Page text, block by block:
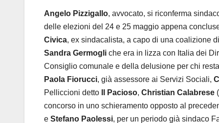
Angelo Pizzigallo, avvocato, si riconferma
delle elezioni del 24 e 25 maggio appena
Civica, ex sindacalista, a capo di una coalizione
Sandra Germogli che era in lizza con Italia dei
Consiglio comunale e della delusione per chi
Paola Fiorucci, già assessore ai Servizi Sociali,
Pelliccioni detto
Il Pacioso, Christian Calabrese
concorso in uno schieramento opposto al
e Stefano Paolessi, per un periodo già sindaco